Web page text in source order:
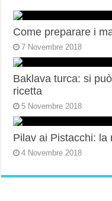
Come preparare i
7 Novembre 2018
Baklava turca: si
ricetta
5 Novembre 2018
Pilav ai Pistacchi: la
4 Novembre 2018